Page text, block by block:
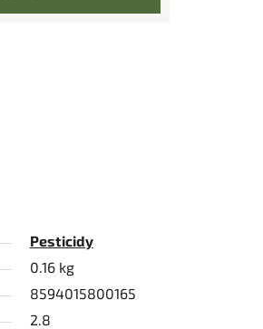
Pesticidy
0.16 kg
8594015800165
2.8